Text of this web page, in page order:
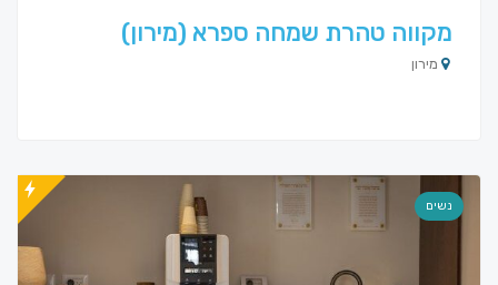
מקווה טהרת שמחה ספרא (מירון)
מירון
נשים